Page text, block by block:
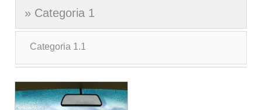
Categoria 1
Categoria 1.1
Categoria 2